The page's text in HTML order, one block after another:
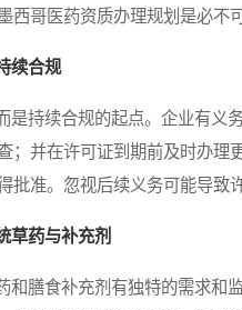
西哥医药资质办理规划是必不可
续合规
持续合规的起点。企业有义
；并在许可证到期前及时办
批准。忽视后续义务可能导致
草药与补充剂
膳食补充剂有独特的需求和